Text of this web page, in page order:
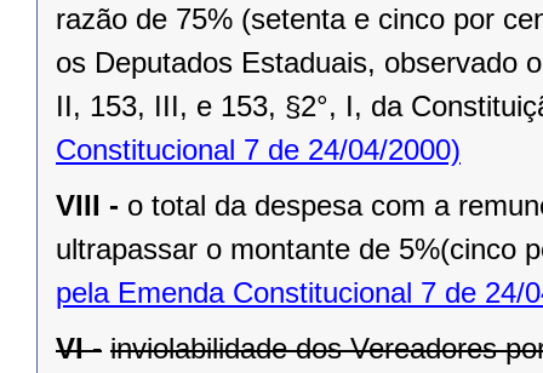
razão de 75% (setenta e cinco por
os Deputados Estaduais, observado
II, 153, III, e 153, §2°, I, da
Constitucional 7 de 24/04/2000)
VIII - o total da despesa com a
ultrapassar o montante de 5%(cinco
pela Emenda Constitucional 7 de 24/
VI - inviolabilidade dos Vereadores